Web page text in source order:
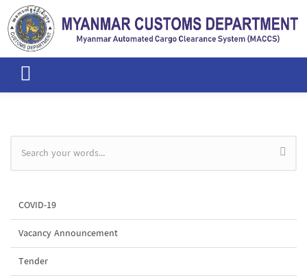
Skip to main content
Search form
COVID-19
Vacancy Announcement
Tender